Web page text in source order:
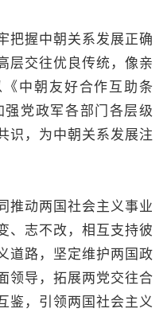
握中朝关系发展正确
层交往优良传统，像亲
中朝友好合作互助条
党政军各部门各层级
识，为中朝关系发展注
动两国社会主义事业
、志不改，相互支持彼
道路，坚定维护两国政
领导，拓展两党交往合
鉴，引领两国社会主义